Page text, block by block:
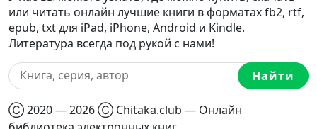
или читать онлайн лучшие книги в форматах fb2, rtf,
epub, txt для iPad, iPhone, Android и Kindle.
Литература всегда под рукой с нами!
Найти
Ⓒ 2020 — 2026 Ⓒ Chitaka.club — Онлайн